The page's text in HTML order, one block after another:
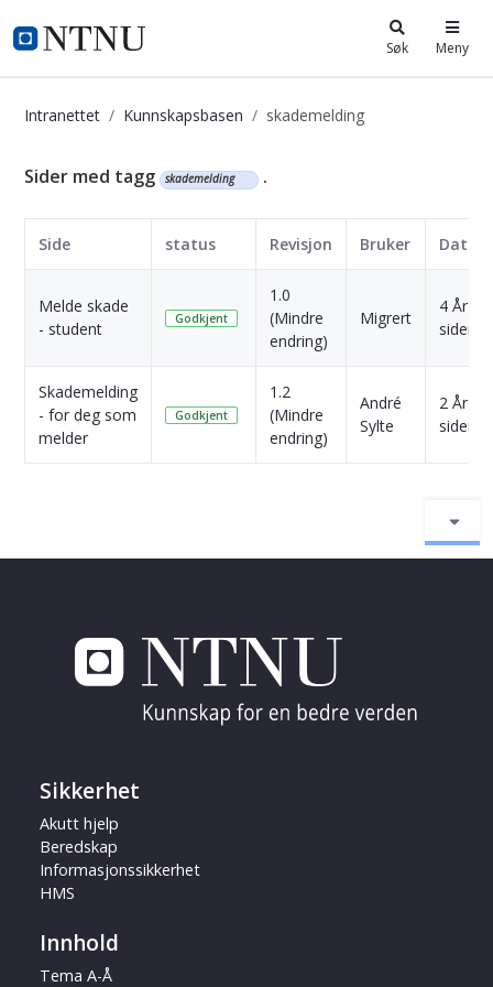
i.ntnu.no Søk Meny
Intranettet Kunnskapsbasen skademelding
Kunnskapsbasen
Sider med tagg skademelding .
Side status Revisjon Bruker Dato
Melde skade
- student
Godkjent
1.0
(Mindre
endring)
Migrert
4 År
siden
Skademelding
- for deg som
melder
Godkjent
1.2
(Mindre
endring)
André
Sylte
2 År
siden
Sikkerhet
Akutt hjelp
Beredskap
Informasjonssikkerhet
HMS
Innhold
Tema A-Å